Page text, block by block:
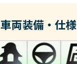
車両装備・仕様